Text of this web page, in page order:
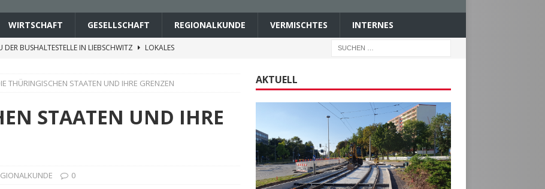
WIRTSCHAFT GESELLSCHAFT REGIONALKUNDE VERMISCHTES INTERNES
DER BUSHALTESTELLE IN LIEBSCHWITZ
LOKALES
ERMITTLUNGSERFOLG
POLIZEIBERICHTE
UND KINDERSITZ GESTOHLEN
POLIZEIBERICHTE
THÜRINGISCHEN STAATEN UND IHRE GRENZEN
STAATEN UND IHRE
0
AKTUELL